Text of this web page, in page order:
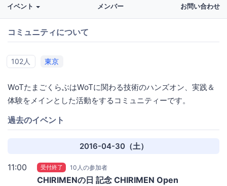
イベント メンバー お問い合わせ
コミュニティについて
102人 東京
WoTたまごくらぶはWoTに関わる技術のハンズオン、実践＆
体験をメインとした活動をするコミュニティーです。
過去のイベント
2016-04-30（土）
11:00 受付終了 10人の参加者
CHIRIMENの日 記念 CHIRIMEN Open